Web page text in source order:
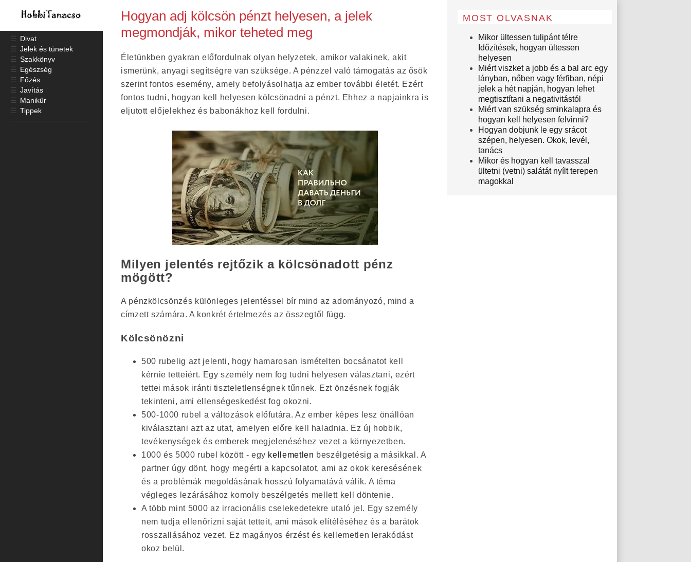
Hogyan adj kölcsön pénzt helyesen, a jelek
megmondják, mikor teheted meg
Életünkben gyakran előfordulnak olyan helyzetek, amikor valakinek, akit
ismerünk, anyagi segítségre van szüksége. A pénzzel való támogatás az ősök
szerint fontos esemény, amely befolyásolhatja az ember további életét. Ezért
fontos tudni, hogyan kell helyesen kölcsönadni a pénzt. Ehhez a napjainkra is
eljutott előjelekhez és babonákhoz kell fordulni.
Milyen jelentés rejtőzik a kölcsönadott pénz
mögött?
A pénzkölcsönzés különleges jelentéssel bír mind az adományozó, mind a
címzett számára. A konkrét értelmezés az összegtől függ.
Kölcsönözni
500 rubelig azt jelenti, hogy hamarosan ismételten bocsánatot kell
kérnie tetteiért. Egy személy nem fog tudni helyesen választani, ezért
tettei mások iránti tiszteletlenségnek tűnnek. Ezt önzésnek fogják
tekinteni, ami ellenségeskedést fog okozni.
500-1000 rubel a változások előfutára. Az ember képes lesz önállóan
kiválasztani azt az utat, amelyen előre kell haladnia. Ez új hobbik,
tevékenységek és emberek megjelenéséhez vezet a környezetben.
1000 és 5000 rubel között - egy kellemetlen beszélgetésig a másikkal. A
partner úgy dönt, hogy megérti a kapcsolatot, ami az okok keresésének
és a problémák megoldásának hosszú folyamatává válik. A téma
végleges lezárásához komoly beszélgetés mellett kell döntenie.
A több mint 5000 az irracionális cselekedetekre utaló jel. Egy személy
nem tudja ellenőrizni saját tetteit, ami mások elítéléséhez és a barátok
rosszallásához vezet. Ez magányos érzést és kellemetlen lerakódást
okoz belül.
MOST OLVASNAK
Mikor ültessen tulipánt télre
Időzítések, hogyan ültessen
helyesen
Miért viszket a jobb és a bal arc egy
lányban, nőben vagy férfiban, népi
jelek a hét napján, hogyan lehet
megtisztítani a negativitástól
Miért van szükség sminkalapra és
hogyan kell helyesen felvinni?
Hogyan dobjunk le egy srácot
szépen, helyesen. Okok, levél,
tanács
Mikor és hogyan kell tavasszal
ültetni (vetni) salátát nyílt terepen
magokkal
☰ Divat
☰ Jelek és tünetek
☰ Szakkönyv
☰ Egészség
☰ Főzés
☰ Javítás
☰ Manikűr
☰ Tippek